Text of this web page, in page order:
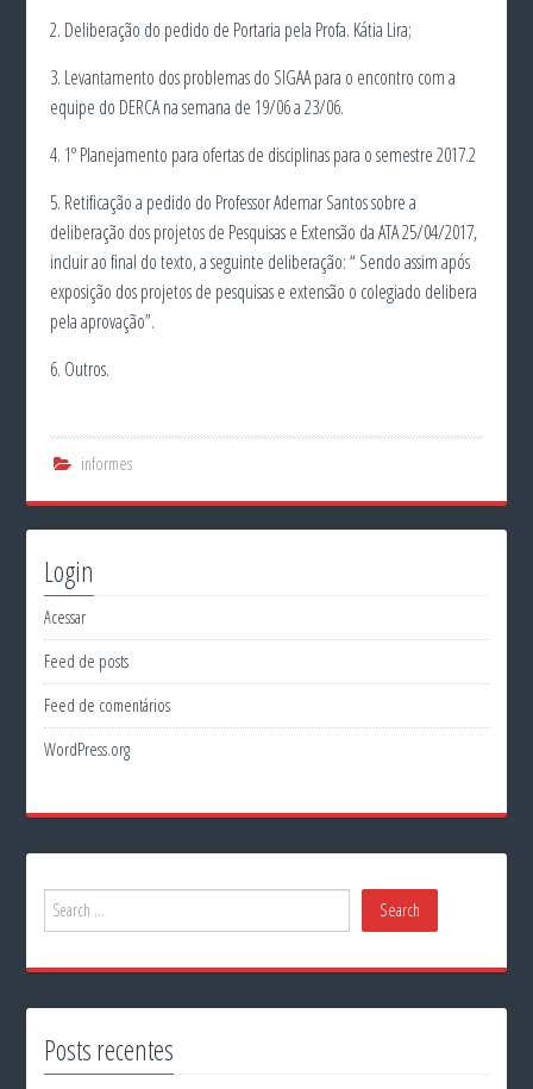
2. Deliberação do pedido de Portaria pela Profa. Kátia Lira;
3. Levantamento dos problemas do SIGAA para o encontro com a
equipe do DERCA na semana de 19/06 a 23/06.
4. 1º Planejamento para ofertas de disciplinas para o semestre 2017.2
5. Retificação a pedido do Professor Ademar Santos sobre a
deliberação dos projetos de Pesquisas e Extensão da ATA 25/04/2017,
incluir ao final do texto, a seguinte deliberação: “ Sendo assim após
exposição dos projetos de pesquisas e extensão o colegiado delibera
pela aprovação”.
6. Outros.
informes
Login
Acessar
Feed de posts
Feed de comentários
WordPress.org
Posts recentes